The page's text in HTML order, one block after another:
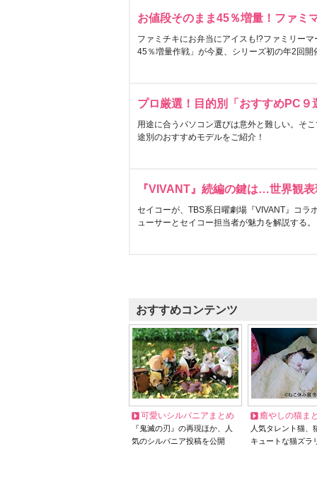
お値段そのまま45％増量！ファミ
ファミチキにお弁当にアイスも!?ファミリー
45％増量作戦」が今夏、シリーズ初の年2回開
プロ厳選！目的別「おすすめPC９
用途に合うパソコン選びは意外と難しい。そ
途別のおすすめモデルをご紹介！
『VIVANT』続編の鍵は…世界観
セイコーが、TBS系日曜劇場『VIVANT』コラ
ューサーとセイコー担当者が魅力を解説する。
おすすめコンテンツ
可愛いシルバニアまとめ
『鬼滅の刃』の再現ほか、人
気のシルバニア投稿を公開
癒やしの猫ま
人気タレント猫
キュートな猫ズラ